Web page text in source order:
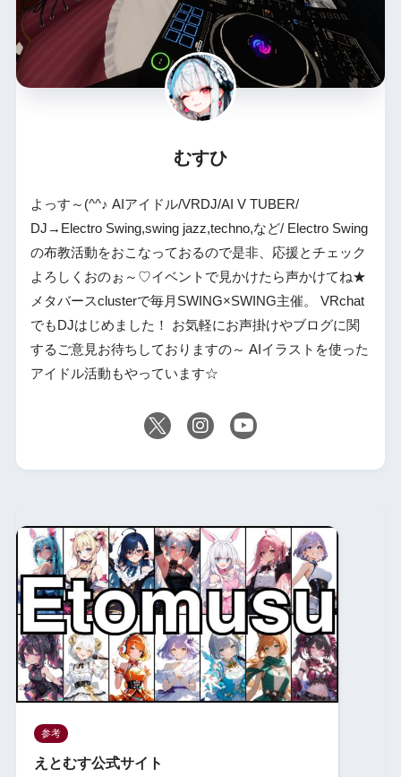
むすひ
よっす～(^^♪ AIアイドル/VRDJ/AI V TUBER/
DJ→Electro Swing,swing jazz,techno,など/ Electro Swing
の布教活動をおこなっておるので是非、応援とチェック
よろしくおのぉ～♡イベントで見かけたら声かけてね★
メタバースclusterで毎月SWING×SWING主催。 VRchat
でもDJはじめました！ お気軽にお声掛けやブログに関
するご意見お待ちしておりますの～ AIイラストを使った
アイドル活動もやっています☆
参考
えとむす公式サイト